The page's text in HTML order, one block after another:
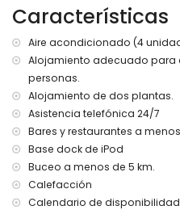
combinada y wc
baño con lavabo doble,
Interior de la casa de
salón con televisión y
cocina con vitrocerámica
microondas, lavavajillas,
hervidor eléctrico,
dormitorio con cama
ventilador
dormitorio con 4 camas
baño con lavabo
balcón
Características
Aire acondicionado (4
Alojamiento adecuado para
personas.
Alojamiento de dos plantas.
Asistencia telefónica 24/7
Bares y restaurantes a menos
Base dock de iPod
Buceo a menos de 5 km.
Calefacción
Calendario de